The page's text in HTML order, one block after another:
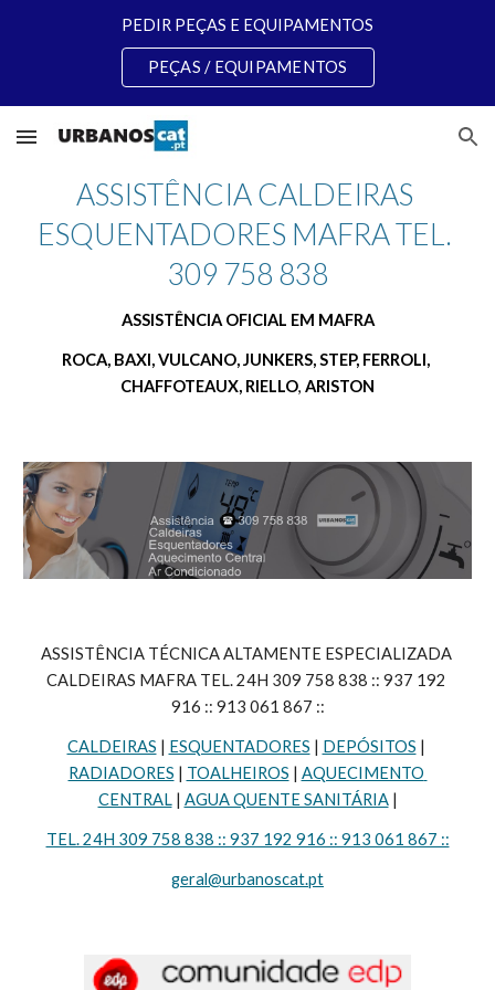
PEDIR PEÇAS E EQUIPAMENTOS
PEÇAS / EQUIPAMENTOS
ASSISTÊNCIA CALDEIRAS
ESQUENTADORES MAFRA TEL.
309 758 838
ASSISTÊNCIA OFICIAL EM MAFRA
ROCA, BAXI, VULCANO, JUNKERS, STEP, FERROLI,
CHAFFOTEAUX, RIELLO, ARISTON
ASSISTÊNCIA TÉCNICA ALTAMENTE ESPECIALIZADA
CALDEIRAS MAFRA TEL. 24H 309 758 838 :: 937 192
916 :: 913 061 867 ::
CALDEIRAS | ESQUENTADORES | DEPÓSITOS
RADIADORES | TOALHEIROS | AQUECIMENTO
CENTRAL | AGUA QUENTE SANITÁRIA |
TEL. 24H 309 758 838 :: 937 192 916 :: 913 061 867 ::
geral@urbanoscat.pt